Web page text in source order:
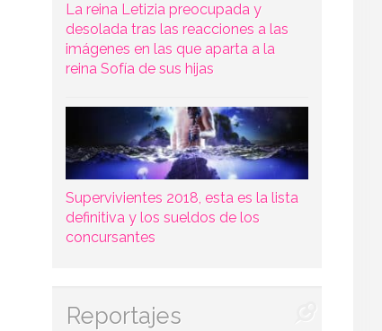
La reina Letizia preocupada y
desolada tras las reacciones a las
imágenes en las que aparta a la
reina Sofía de sus hijas
Supervivientes 2018, esta es la lista
definitiva y los sueldos de los
concursantes
Reportajes